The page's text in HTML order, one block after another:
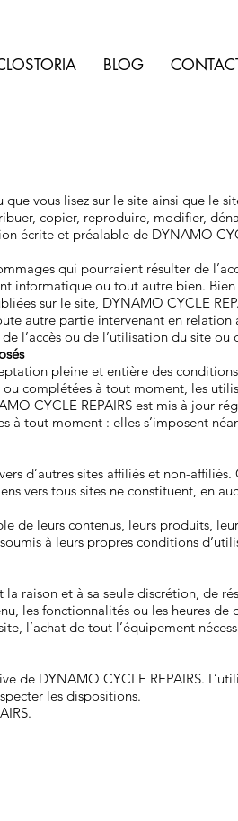
BLOG
que vous lisez sur le site ainsi que le
copier, reproduire, modifier,
écrite et préalable de DYNAMO
qui pourraient résulter de
ou tout autre bien. Bien
sur le site, DYNAMO CYCLE
autre partie intervenant en relation
l’accès ou de l’utilisation du site ou
pleine et entière des
complétées à tout moment, les
CYCLE REPAIRS est mis à jour
tout moment : elles s’imposent
d’autres sites affiliés et non-
vers tous sites ne constituent, en
de leurs contenus, leurs produits,
à leurs propres conditions
raison et à sa seule discrétion, de
les fonctionnalités ou les heures de
l’achat de tout l’équipement
de DYNAMO CYCLE REPAIRS.
les dispositions.